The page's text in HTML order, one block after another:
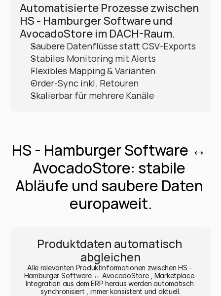
Automatisierte Prozesse zwischen
HS - Hamburger Software und
AvocadoStore im DACH-Raum.
Saubere Datenflüsse statt CSV-Exports
Stabiles Monitoring mit Alerts
Flexibles Mapping & Varianten
Order-Sync inkl. Retouren
Skalierbar für mehrere Kanäle
HS - Hamburger Software ↔
AvocadoStore: stabile
Abläufe und saubere Daten
europaweit.
Produktdaten automatisch
abgleichen
Alle relevanten Produktinformationen zwischen HS -
Hamburger Software ↔ AvocadoStore , Marketplace-
Integration aus dem ERP heraus werden automatisch
synchronisiert , immer konsistent und aktuell.